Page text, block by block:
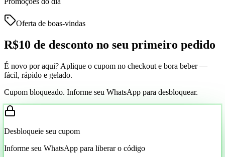
Oferta de boas-vindas
R$10 de desconto no seu primeiro pedido
É novo por aqui? Aplique o cupom no checkout e bora beber —
fácil, rápido e gelado.
Cupom bloqueado. Informe seu WhatsApp para desbloquear.
Desbloqueie seu cupom
Informe seu WhatsApp para liberar o código